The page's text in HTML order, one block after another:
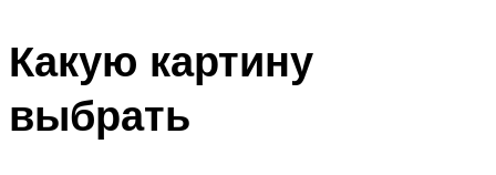
Какую картину
выбрать